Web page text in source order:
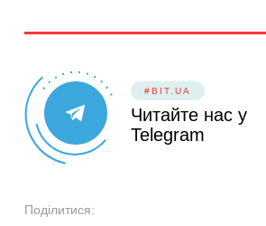
#BIT.UA
Читайте нас у
Telegram
Поділитися: